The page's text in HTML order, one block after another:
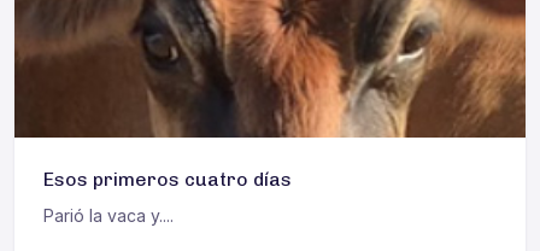
Esos primeros cuatro días
Parió la vaca y....